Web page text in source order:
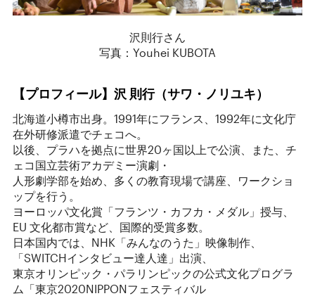
沢則行さん
写真：Youhei KUBOTA
【プロフィール】沢 則行（サワ・ノリユキ）
北海道小樽市出身。1991年にフランス、1992年に文化庁
在外研修派遣でチェコへ。
以後、プラハを拠点に世界20ヶ国以上で公演、また、チ
ェコ国立芸術アカデミー演劇・
人形劇学部を始め、多くの教育現場で講座、ワークショ
ップを行う。
ヨーロッパ文化賞「フランツ・カフカ・メダル」授与、
EU 文化都市賞など、国際的受賞多数。
日本国内では、NHK「みんなのうた」映像制作、
「SWITCHインタビュー達人達」出演、
東京オリンピック・パラリンピックの公式文化プログラ
ム「東京2020NIPPONフェスティバル